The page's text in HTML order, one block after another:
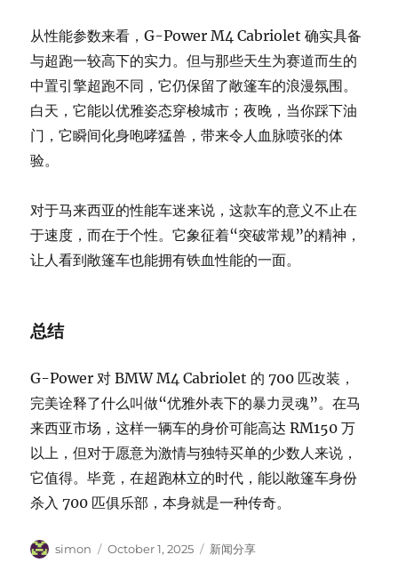
从性能参数来看，G-Power M4 Cabriolet 确实具备
与超跑一较高下的实力。但与那些天生为赛道而生的
中置引擎超跑不同，它仍保留了敞篷车的浪漫氛围。
白天，它能以优雅姿态穿梭城市；夜晚，当你踩下油
门，它瞬间化身咆哮猛兽，带来令人血脉喷张的体
验。
对于马来西亚的性能车迷来说，这款车的意义不止在
于速度，而在于个性。它象征着“突破常规”的精神，
让人看到敞篷车也能拥有铁血性能的一面。
总结
G-Power 对 BMW M4 Cabriolet 的 700 匹改装，
完美诠释了什么叫做“优雅外表下的暴力灵魂”。在马
来西亚市场，这样一辆车的身价可能高达 RM150 万
以上，但对于愿意为激情与独特买单的少数人来说，
它值得。毕竟，在超跑林立的时代，能以敞篷车身份
杀入 700 匹俱乐部，本身就是一种传奇。
Author
simon
Posted
October 1, 2025 Categories
新闻分享